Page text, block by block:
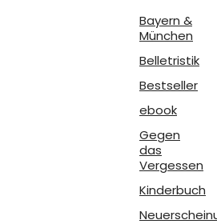
Bayern &
München
Belletristik
Bestseller
ebook
Gegen
das
Vergessen
Kinderbuch